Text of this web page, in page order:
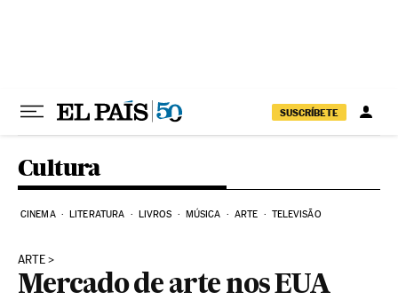
SUSCRÍBETE
Cultura
CINEMA LITERATURA LIVROS MÚSICA ARTE TELEVISÃO
ARTE
Mercado de arte nos EUA